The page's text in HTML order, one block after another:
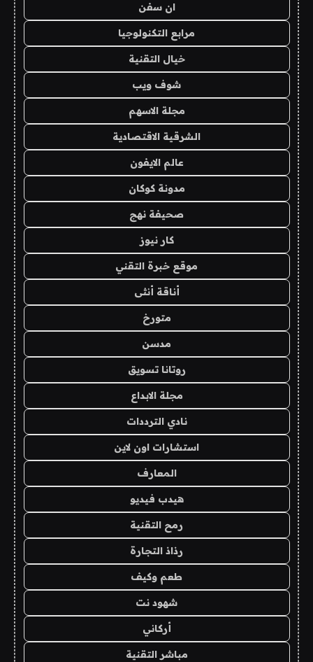
ان سفن
مرابع التكنولوجيا
خيال التقنية
شوف ويب
مجلة الاسهم
الشرقية الاقتصادية
عالم الايفون
مدونة كوكان
صحيفة نهج
كار نيوز
موقع خبرة التقني
أناقة أنثى
متورخ
مدسن
روتانا تسويق
مجلة الابداع
نادي الترددات
استشارات اون لاين
المعارف
هيدب فيديو
رمح التقنية
رذاذ التجارة
طعم وكيف
شهود نت
أركاني
مباشر التقنية